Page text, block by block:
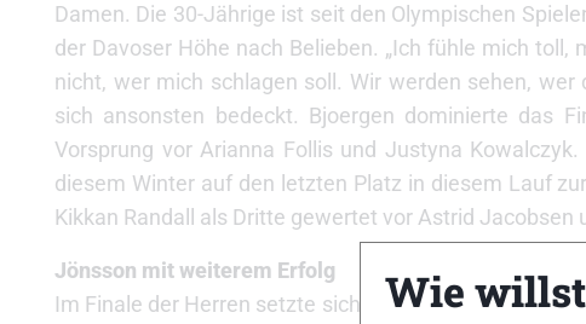
Damen. Die 30-Jährige ist seit den Olympischen
der Davoser Höhe nach Belieben. „Ich fühle mich
nicht, wer mich schlagen soll. Wir werden sehen,
sich ansonsten bedeckt. Bjoergen dominierte das
Vorsprung vor Arianna Follis und Justyna
diesem Winter auf den letzten Platz in diesem Lauf
Kikkan Randall als Dritte gewertet vor Astrid Jacobsen
Jönsson mit weiterem Erfolg
Im Finale der Herren setzte sich Emil Jönsson zur
Wie